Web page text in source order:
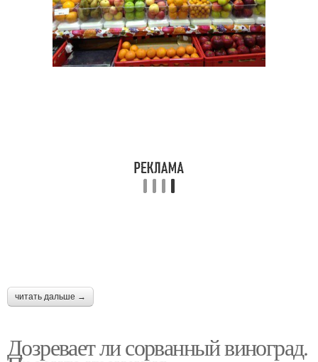
читать дальше →
Дозревает ли сорванный виноград.